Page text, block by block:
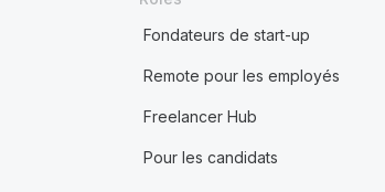
Fondateurs de start-up
Remote pour les employés
Freelancer Hub
Pour les candidats